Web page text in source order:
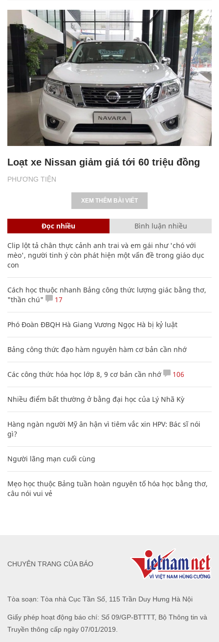
PHƯƠNG TIỆN
Loạt xe Nissan giảm giá tới 60 triệu đồng
XEM THÊM BÀI VIẾT
Đọc nhiều Bình luận nhiều
Clip lột tả chân thực cảnh anh trai và em gái như 'chó với
mèo', người tinh ý còn phát hiện một vấn đề trong giáo dục
con
Cách học thuộc nhanh Bảng công thức lượng giác bằng thơ,
"thần chú"
17
Phó Đoàn ĐBQH Hà Giang Vương Ngọc Hà bị kỷ luật
Bảng công thức đạo hàm nguyên hàm cơ bản cần nhớ
Các công thức hóa học lớp 8, 9 cơ bản cần nhớ 106
Nhiều điểm bất thường ở bằng đại học của Lý Nhã Kỳ
Hàng ngàn người Mỹ ân hận vì tiêm vắc xin HPV: Bác sĩ nói
gì?
Người lãng mạn cuối cùng
Mẹo học thuộc Bảng tuần hoàn nguyên tố hóa học bằng thơ,
câu nói vui vẻ
Tòa soạn: Tòa nhà Cục Tần Số, 115 Trần Duy Hưng Hà Nội
Giấy phép hoạt động báo chí: Số 09/GP-BTTTT, Bộ Thông tin và
Truyền thông cấp ngày 07/01/2019.
CHUYÊN TRANG CỦA BÁO